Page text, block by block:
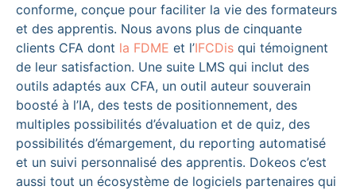
conforme, conçue pour faciliter la vie des formateurs
et des apprentis. Nous avons plus de cinquante
clients CFA dont la FDME et l’IFCDis qui témoignent
de leur satisfaction. Une suite LMS qui inclut des
outils adaptés aux CFA, un outil auteur souverain
boosté à l’IA, des tests de positionnement, des
multiples possibilités d’évaluation et de quiz, des
possibilités d’émargement, du reporting automatisé
et un suivi personnalisé des apprentis. Dokeos c’est
aussi tout un écosystème de logiciels partenaires qui